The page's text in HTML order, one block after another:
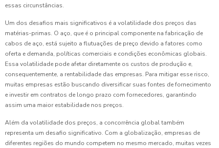
essas circunstâncias.
Um dos desafios mais significativos é a volatilidade dos preços das
matérias-primas. O aço, que é o principal componente na fabricação de
cabos de aço, está sujeito a flutuações de preço devido a fatores como
oferta e demanda, políticas comerciais e condições econômicas globais.
Essa volatilidade pode afetar diretamente os custos de produção e,
consequentemente, a rentabilidade das empresas. Para mitigar esse risco,
muitas empresas estão buscando diversificar suas fontes de fornecimento
e investir em contratos de longo prazo com fornecedores, garantindo
assim uma maior estabilidade nos preços.
Além da volatilidade dos preços, a concorrência global também
representa um desafio significativo. Com a globalização, empresas de
diferentes regiões do mundo competem no mesmo mercado, muitas vezes